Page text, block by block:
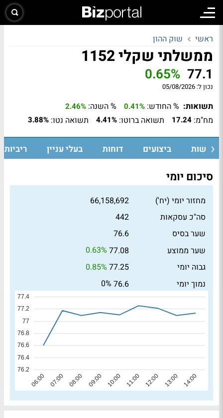
ראשי שוק ההון
ממשלתי שקלי 1152
77.1
0.65%
נכון ל: 05/08/2026
תשואות: % החודש: 0.41% % השנה: 2.46%
מח"מ: 17.24 תשואה ברוטו: 4.41% תשואה נטו: 3.88%
חדשות ביצועים דוחות בעלי עניין ריביות
סיכום יומי
מחזור יומי (יח')
66,158,692
סה"כ עסקאות
442
שער בסיס
76.6
שער ממוצע
77.08
0.63%
גבוה יומי
77.25
0.85%
נמוך יומי
76.6
0%